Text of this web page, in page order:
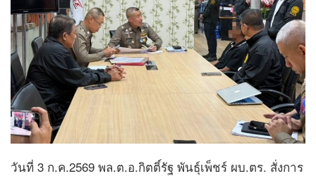
วันที่ 3 ก.ค.2569 พล.ต.อ.กิตติ์รัฐ พันธุ์เพ็ชร์ ผบ.ตร. สั่งการ